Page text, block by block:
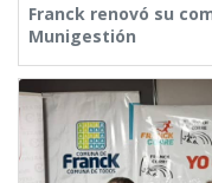
Franck renovó su
Munigestión